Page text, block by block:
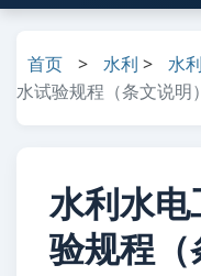
首页 > 水利 > 水
水试验规程（条文说明）
水利水
验规程